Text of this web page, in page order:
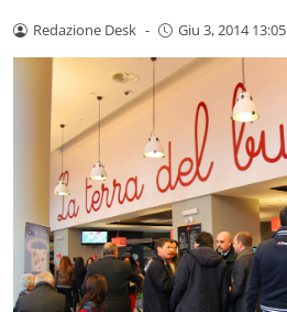
Redazione Desk - Giu 3, 2014 13:05